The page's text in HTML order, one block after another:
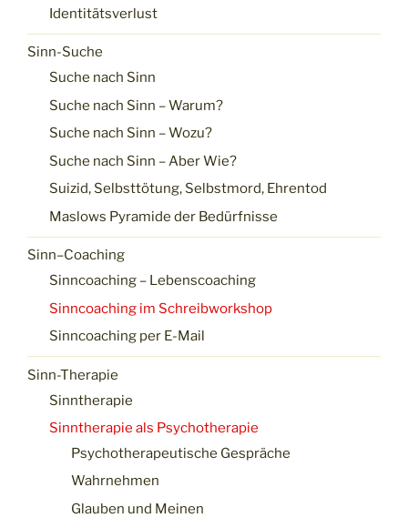
Identitätsverlust
Sinn-Suche
Suche nach Sinn
Suche nach Sinn – Warum?
Suche nach Sinn – Wozu?
Suche nach Sinn – Aber Wie?
Suizid, Selbsttötung, Selbstmord, Ehrentod
Maslows Pyramide der Bedürfnisse
Sinn–Coaching
Sinncoaching – Lebenscoaching
Sinncoaching im Schreibworkshop
Sinncoaching per E-Mail
Sinn-Therapie
Sinntherapie
Sinntherapie als Psychotherapie
Psychotherapeutische Gespräche
Wahrnehmen
Glauben und Meinen